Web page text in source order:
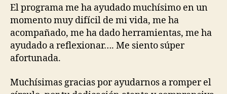
El programa me ha ayudado muchísimo en un
momento muy difícil de mi vida, me ha
acompañado, me ha dado herramientas, me ha
ayudado a reflexionar…. Me siento súper
afortunada.
Muchísimas gracias por ayudarnos a romper el